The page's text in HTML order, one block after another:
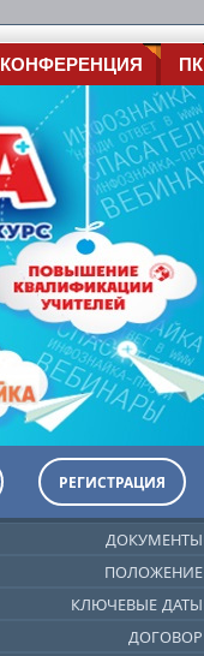
КОНФЕРЕНЦИЯ ПК
РЕГИСТРАЦИЯ
ДОКУМЕНТЫ
ПОЛОЖЕНИЕ
КЛЮЧЕВЫЕ ДАТЫ
ДОГОВОР